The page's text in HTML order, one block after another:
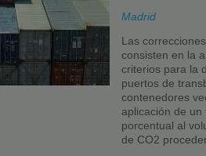
Madrid
Las
consisten en la
criterios para la
puertos de
contenedores
aplicación de
porcentual al
de CO2